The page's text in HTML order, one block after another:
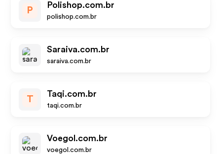
P
Polishop.com.br
polishop.com.br
Saraiva.com.br
saraiva.com.br
T
Taqi.com.br
taqi.com.br
Voegol.com.br
voegol.com.br